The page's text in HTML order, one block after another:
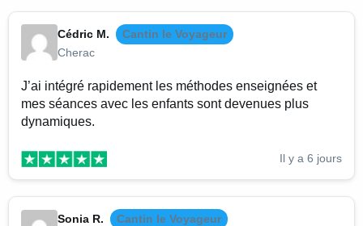
Cédric M.
Cantin le Voyageur
Cherac
J’ai intégré rapidement les méthodes enseignées et
mes séances avec les enfants sont devenues plus
dynamiques.
Il y a 6 jours
Sonia R.
Cantin le Voyageur